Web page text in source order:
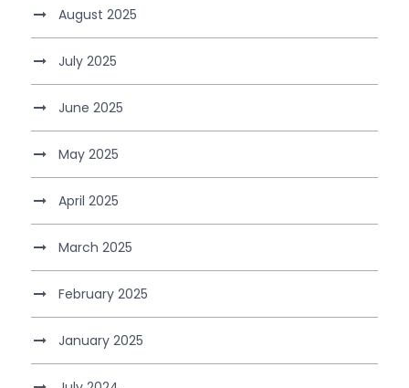
August 2025
July 2025
June 2025
May 2025
April 2025
March 2025
February 2025
January 2025